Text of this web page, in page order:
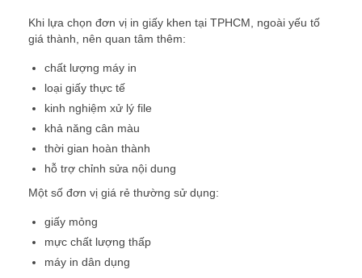
Khi lựa chọn đơn vị in giấy khen tại TPHCM, ngoài yếu tố
giá thành, nên quan tâm thêm:
chất lượng máy in
loại giấy thực tế
kinh nghiệm xử lý file
khả năng cân màu
thời gian hoàn thành
hỗ trợ chỉnh sửa nội dung
Một số đơn vị giá rẻ thường sử dụng:
giấy mỏng
mực chất lượng thấp
máy in dân dụng